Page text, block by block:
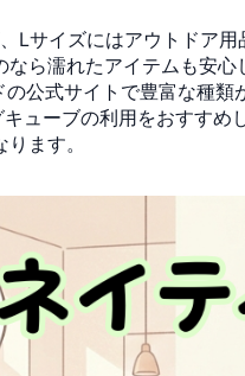
サイズにはアウトドア
ら濡れたアイテムも安
公式サイトで豊富な種
ューブの利用をおすす
ます。